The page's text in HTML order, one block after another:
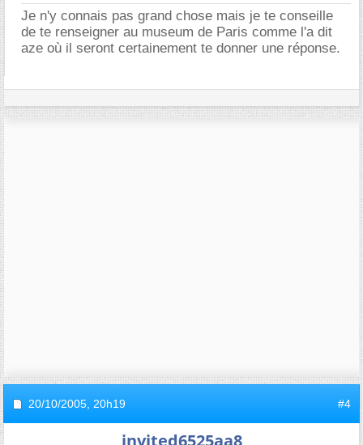
Je n'y connais pas grand chose mais je te conseille
de te renseigner au museum de Paris comme l'a dit
aze où il seront certainement te donner une réponse.
20/10/2005, 20h19 #4
invited6525aa8